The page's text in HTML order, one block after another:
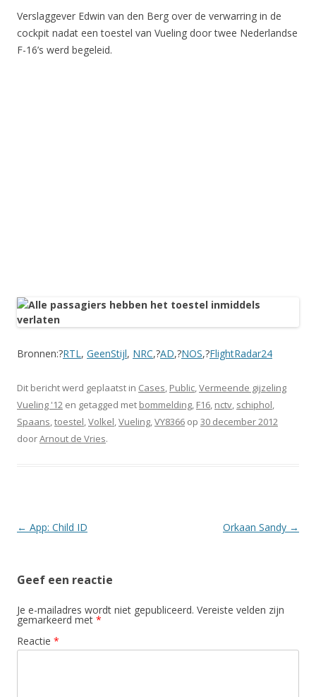
Verslaggever Edwin van den Berg over de verwarring in de
cockpit nadat een toestel van Vueling door twee Nederlandse
F-16’s werd begeleid.
Bronnen:?RTL, GeenStijl, NRC,?AD,?NOS,?FlightRadar24
Dit bericht werd geplaatst in Cases, Public,Vermeende gijzeling
Vueling '12 en getagged met bommelding, F16, nctv, schiphol,
Spaans,toestel,Volkel,Vueling,VY8366 op 30 december 2012
doorArnout de Vries.
Berichtnavigatie
← App: Child ID Orkaan Sandy →
Geef een reactie
Je e-mailadres wordt niet gepubliceerd. Vereiste velden zijn
gemarkeerd met *
Reactie *